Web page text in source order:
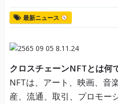
最新ニュース
クロスチェーンNFTとは何
NFTは、アート、映画、音
産、流通、取引、プロモー